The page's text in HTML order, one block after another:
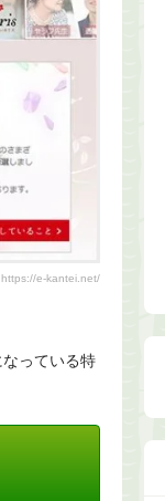
https://e-kantei.net/
っている特